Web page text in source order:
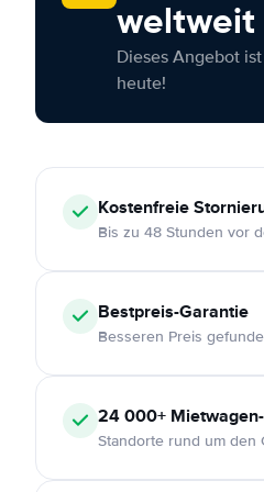
weltweit
Dieses Angebot
heute!
Kostenfreie
Bis zu 48 Stunden vor
Bestpreis-Garantie
Besseren Preis
24 000+
Standorte rund um den